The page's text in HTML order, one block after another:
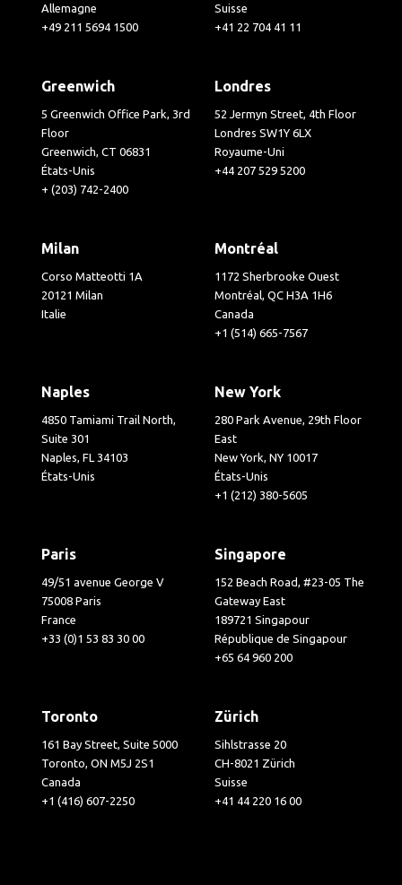
Allemagne
+49 211 5694 1500
Suisse
+41 22 704 41 11
Greenwich
5 Greenwich Office Park, 3rd
Floor
Greenwich, CT 06831
États-Unis
+ (203) 742-2400
Londres
52 Jermyn Street, 4th Floor
Londres SW1Y 6LX
Royaume-Uni
+44 207 529 5200
Milan
Corso Matteotti 1A
20121 Milan
Italie
Montréal
1172 Sherbrooke Ouest
Montréal, QC H3A 1H6
Canada
+1 (514) 665-7567
Naples
4850 Tamiami Trail North,
Suite 301
Naples, FL 34103
États-Unis
New York
280 Park Avenue, 29th Floor
East
New York, NY 10017
États-Unis
+1 (212) 380-5605
Paris
49/51 avenue George V
75008 Paris
France
+33 (0)1 53 83 30 00
Singapore
152 Beach Road, #23-05 The
Gateway East
189721 Singapour
République de Singapour
+65 64 960 200
Toronto
161 Bay Street, Suite 5000
Toronto, ON M5J 2S1
Canada
+1 (416) 607-2250
Zürich
Sihlstrasse 20
CH-8021 Zürich
Suisse
+41 44 220 16 00